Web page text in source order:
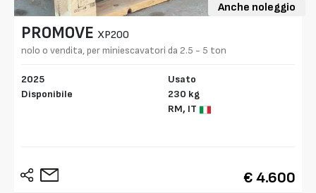
Anche noleggio
PROMOVE XP200
nolo o vendita, per miniescavatori da 2.5 - 5 ton
2025
Disponibile
Usato
230 kg
RM, IT
€ 4.600